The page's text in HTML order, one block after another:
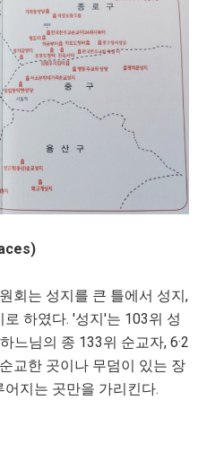
회는 성지를 큰 틀에서 성지,
하였다. '성지'는 103위 성
느님의 종 133위 순교자, 6·2
교한 곳이나 무덤이 있는 장
지는 곳만을 가리킨다.